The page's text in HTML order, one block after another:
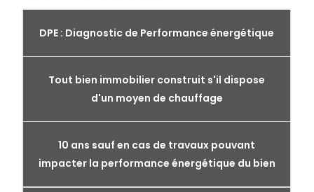
DPE : Diagnostic de Performance énergétique
Tout bien immobilier construit s'il dispose
d'un moyen de chauffage
10 ans sauf en cas de travaux pouvant
impacter la performance énergétique du bien